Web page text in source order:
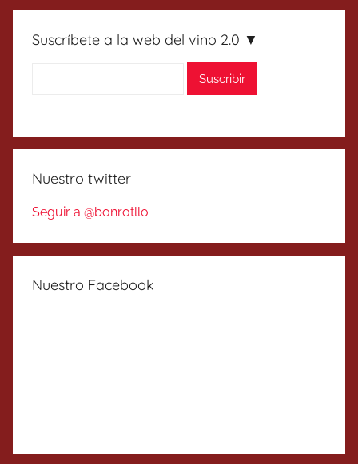
Suscríbete a la web del vino 2.0 ▼
Nuestro twitter
Seguir a @bonrotllo
Nuestro Facebook